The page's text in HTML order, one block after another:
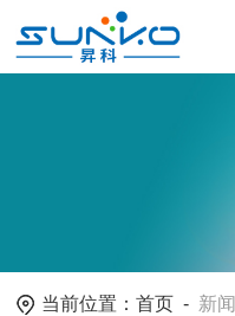
当前位置：首页 - 新